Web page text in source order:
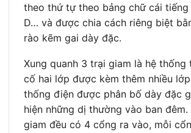
theo thứ tự theo bảng chữ cái tiếng
D… và được chia cách riêng biệt
rào kẽm gai dày đặc.
Xung quanh 3 trại giam là hệ thống
cố hai lớp được kèm thêm nhiều
thống điện được phân bố dày đặc
hiện những dị thường vào ban
giam đều có 4 cổng ra vào, mỗi